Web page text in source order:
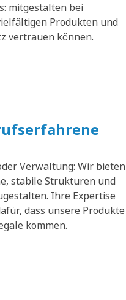
mitgestalten bei
Produkten und
vertrauen können.
Verwaltung: Wir bieten
stabile Strukturen und
Ihre Expertise
dass unsere Produkte
kommen.